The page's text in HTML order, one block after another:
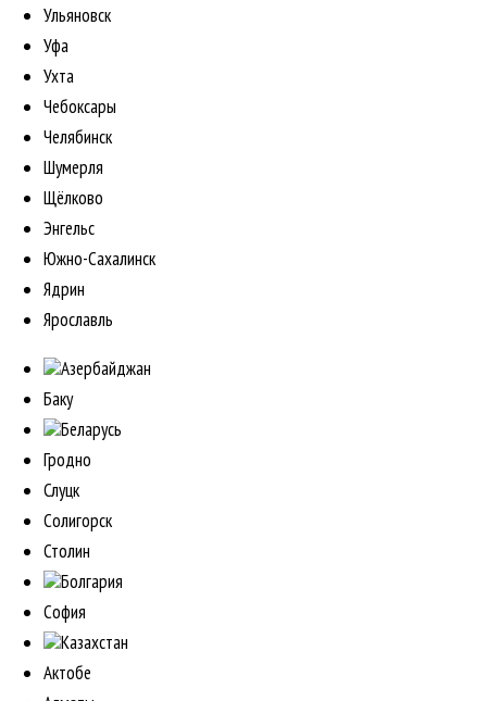
Ульяновск
Уфа
Ухта
Чебоксары
Челябинск
Шумерля
Щёлково
Энгельс
Южно-Сахалинск
Ядрин
Ярославль
Азербайджан
Баку
Беларусь
Гродно
Слуцк
Солигорск
Столин
Болгария
София
Казахстан
Актобе